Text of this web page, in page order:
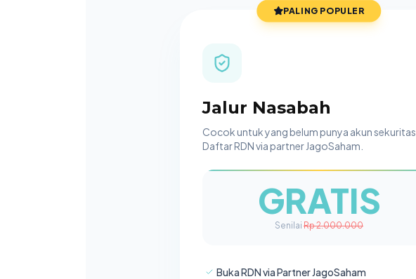
PALING POPULER
Jalur Nasabah
Cocok untuk yang belum punya akun sekuritas.
Daftar RDN via partner JagoSaham.
GRATIS
Senilai Rp 2.000.000
Buka RDN via Partner JagoSaham